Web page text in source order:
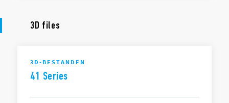
3D files
3D-BESTANDEN
41 Series